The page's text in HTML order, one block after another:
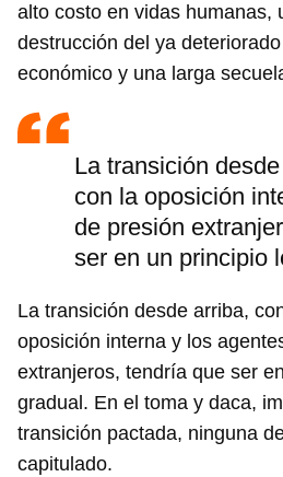
alto costo en vidas humanas,
destrucción del ya
económico y una larga
La transición
con la oposición
de presión
ser en un principio
La transición desde arriba,
oposición interna y los
extranjeros, tendría que ser
gradual. En el toma y daca,
transición pactada, ninguna
capitulado.